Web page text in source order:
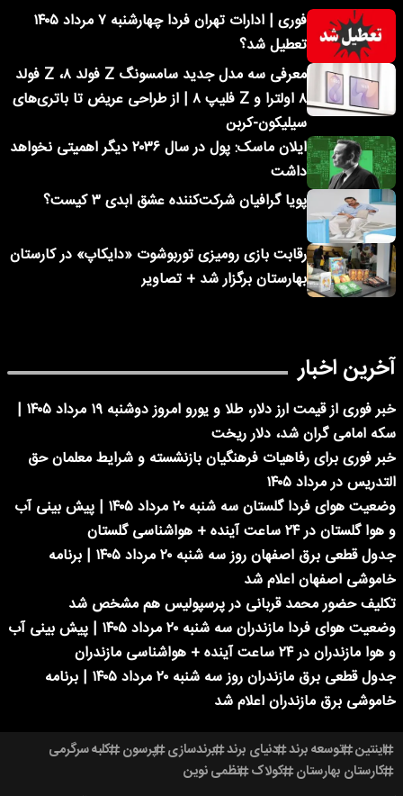
فوری | ادارات تهران فردا چهارشنبه ۷ مرداد ۱۴۰۵
تعطیل شد؟
معرفی سه مدل جدید سامسونگ Z فولد ۸، Z فولد
۸ اولترا و Z فلیپ ۸ | از طراحی عریض تا باتری‌های
سیلیکون-کربن
ایلان ماسک: پول در سال ۲۰۳۶ دیگر اهمیتی نخواهد
داشت
پویا گرافیان شرکت‌کننده عشق ابدی ۳ کیست؟
رقابت بازی رومیزی توربوشوت «دایکاپ» در کارستان
بهارستان برگزار شد + تصاویر
آخرین اخبار
خبر فوری از قیمت ارز دلار، طلا و یورو امروز دوشنبه ۱۹ مرداد ۱۴۰۵ |
سکه امامی گران شد، دلار ریخت
خبر فوری برای رفاهیات فرهنگیان بازنشسته و شرایط معلمان حق
التدریس در مرداد ۱۴۰۵
وضعیت هوای فردا گلستان سه شنبه ۲۰ مرداد ۱۴۰۵ | پیش بینی آب
و هوا گلستان در ۲۴ ساعت آینده + هواشناسی گلستان
جدول قطعی برق اصفهان روز سه شنبه ۲۰ مرداد ۱۴۰۵ | برنامه
خاموشی اصفهان اعلام شد
تکلیف حضور محمد قربانی در پرسپولیس هم مشخص شد
وضعیت هوای فردا مازندران سه شنبه ۲۰ مرداد ۱۴۰۵ | پیش بینی آب
و هوا مازندران در ۲۴ ساعت آینده + هواشناسی مازندران
جدول قطعی برق مازندران روز سه شنبه ۲۰ مرداد ۱۴۰۵ | برنامه
خاموشی برق مازندران اعلام شد
اینتین توسعه برند دنیای برند برندسازی پرسون کلبه سرگرمی
کارستان بهارستان کولاک نظمی نوین